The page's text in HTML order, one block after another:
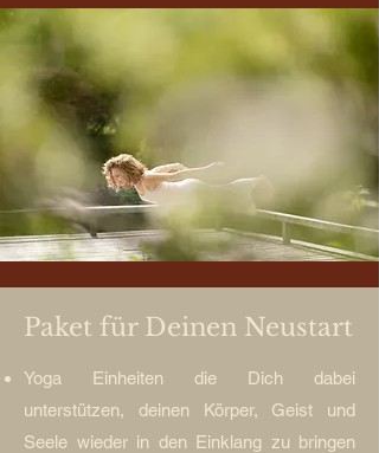
Paket für Deinen Neustart
Yoga Einheiten die Dich dabei
unterstützen, deinen Körper, Geist und
Seele wieder in den Einklang zu bringen